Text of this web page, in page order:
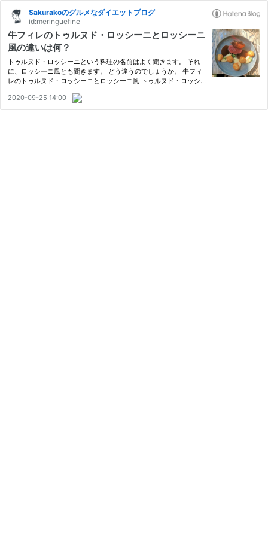
Sakurakoのグルメなダイエットブログ
id:meringuefine
牛フィレのトゥルヌド・ロッシーニとロッシーニ
風の違いは何？
トゥルヌド・ロッシーニという料理の名前はよく聞きます。 それ
に、ロッシーニ風とも聞きます。 どう違うのでしょうか。 牛フィ
レのトゥルヌド・ロッシーニとロッシーニ風 トゥルヌド・ロッシ
ド・ロッシーニ」 トゥルヌド・ロッシーニのマデラソース トゥ
ル…
2020-09-25 14:00